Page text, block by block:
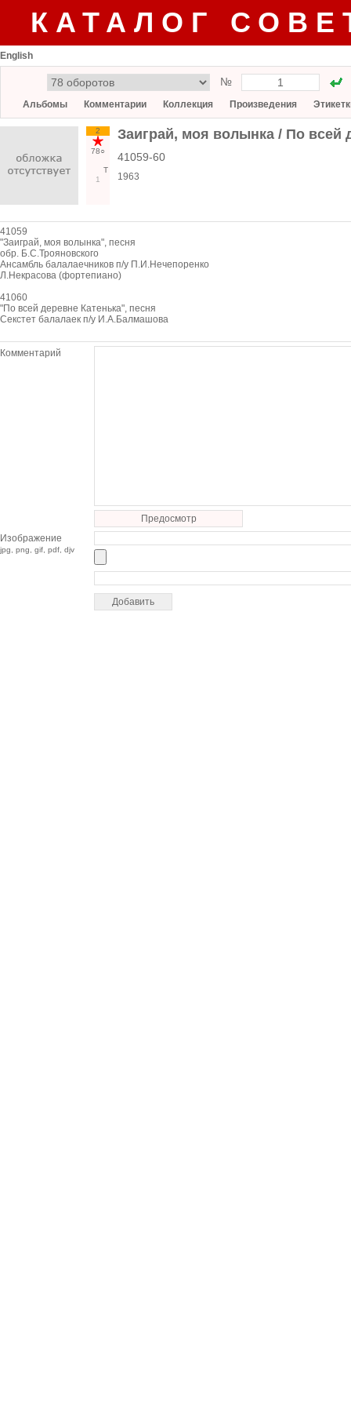
КАТАЛОГ
English
№
Альбомы Комментарии Коллекция Произведения
2
78○
Т
1
Заиграй, моя волынка / По всей
41059-60
1963
41059
"Заиграй, моя волынка", песня
обр. Б.С.Трояновского
Ансамбль балалаечников п/у П.И.Нечепоренко
Л.Некрасова (фортепиано)
41060
"По всей деревне Катенька", песня
Секстет балалаек п/у И.А.Балмашова
Комментарий
Предосмотр
Изображение
jpg, png, gif, pdf, djv